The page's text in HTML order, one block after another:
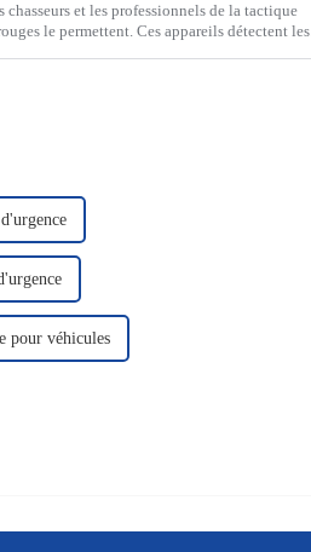
chasseurs et les professionnels de la tactique
le permettent. Ces appareils détectent les
pour véhicules